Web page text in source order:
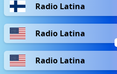
Radio Latina
Radio Latina
Radio Latina